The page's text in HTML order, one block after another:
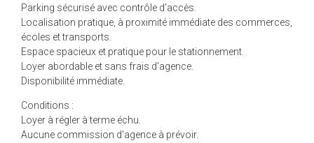
Parking sécurisé avec contrôle d’accès.
Localisation pratique, à proximité immédiate des commerces,
écoles et transports.
Espace spacieux et pratique pour le stationnement.
Loyer abordable et sans frais d'agence.
Disponibilité immédiate.
Conditions :
Loyer à régler à terme échu.
Aucune commission d’agence à prévoir.